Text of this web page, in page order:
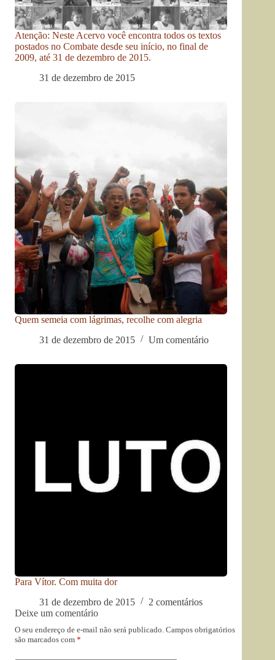
Atenção: Neste Acervo você encontra todos os textos
postados no Combate desde seu início, no final de
2009, até 31 de dezembro de 2015.
31 de dezembro de 2015
Quem semeia com lágrimas, recolhe com alegria
31 de dezembro de 2015
Um comentário
Para Vítor. Com muita dor
31 de dezembro de 2015
2 comentários
Deixe um comentário
O seu endereço de e-mail não será publicado. Campos obrigatórios
são marcados com *